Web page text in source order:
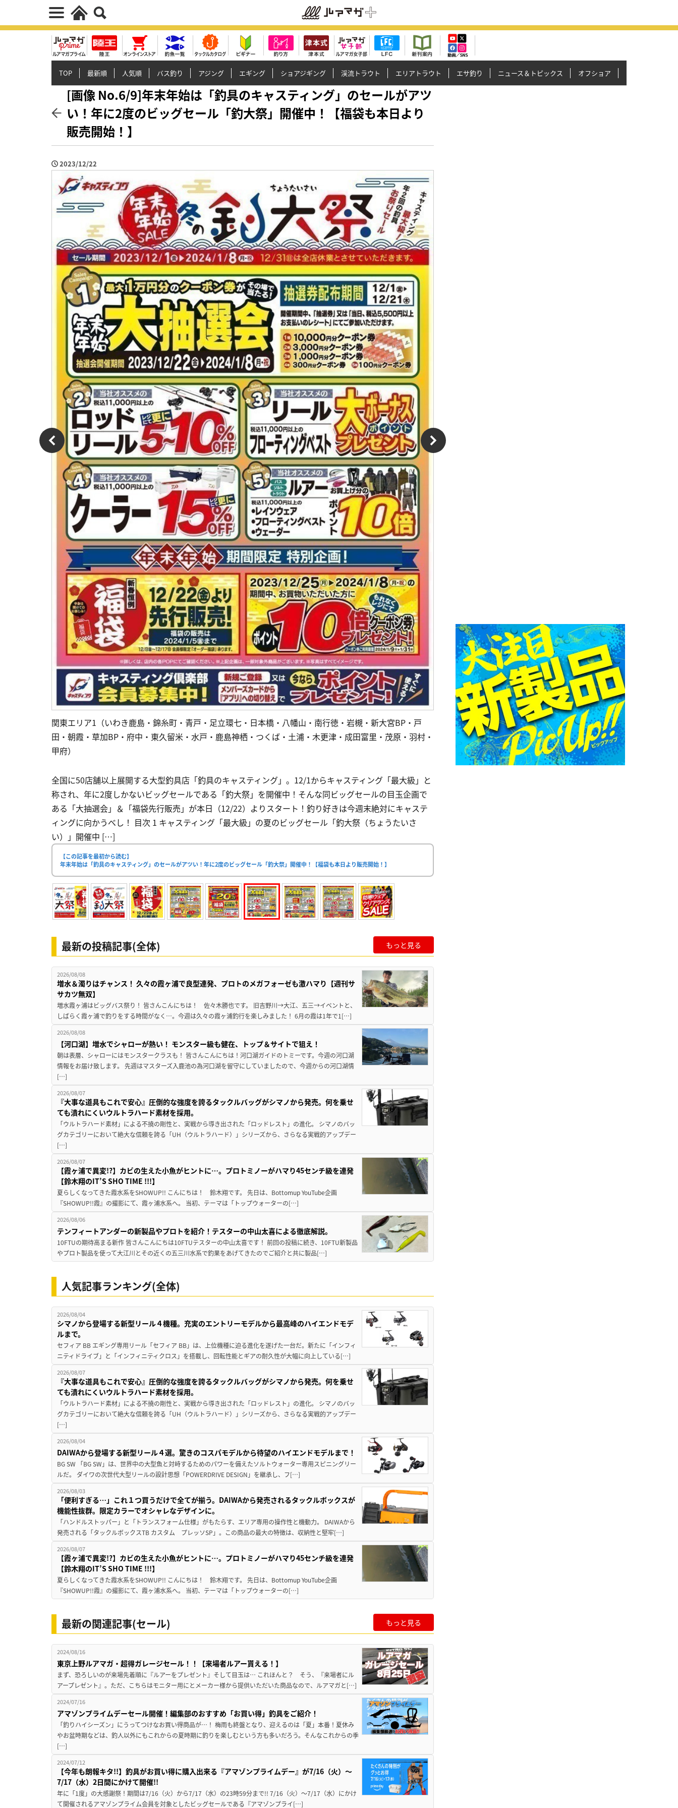
TOP 最新順 人気順 バス釣り アジング エギング ショアジギング 渓流トラウト エリアトラウト エサ釣り ニュース＆トピックス オフショア
[画像 No.6/9]年末年始は「釣具のキャスティング」のセールがアツ
い！年に2度のビッグセール「釣大祭」開催中！【福袋も本日より
販売開始！】
2023/12/22
関東エリア1（いわき鹿島・錦糸町・青戸・足立環七・日本橋・八幡山・南行徳・岩槻・新大宮BP・戸
田・朝霞・草加BP・府中・東久留米・水戸・鹿島神栖・つくば・土浦・木更津・成田富里・茂原・羽村・
甲府）
全国に50店舗以上展開する大型釣具店「釣具のキャスティング」。12/1からキャスティング「最大級」と
称され、年に2度しかないビッグセールである「釣大祭」を開催中！そんな同ビッグセールの目玉企画で
ある「大抽選会」＆「福袋先行販売」が本日（12/22）よりスタート！釣り好きは今週末絶対にキャステ
ィングに向かうべし！ 目次 1 キャスティング「最大級」の夏のビッグセール「釣大祭（ちょうたいさ
い）」開催中 […]
【この記事を最初から読む】
年末年始は「釣具のキャスティング」のセールがアツい！年に2度のビッグセール「釣大祭」開催中！【福袋も本日より販売開始！】
最新の投稿記事(全体) もっと見る
2026/08/08
増水＆濁りはチャンス！ 久々の霞ヶ浦で良型連発、プロトのメガフォーゼも激ハマり【週刊サ
サカツ無双】
増水霞ヶ浦はビッグバス祭り！ 皆さんこんにちは！ 佐々木勝也です。 旧吉野川→大江、五三→イベントと、
しばらく霞ヶ浦で釣りをする時間がなく…。今週は久々の霞ヶ浦釣行を楽しみました！ 6月の霞は1年で1[…]
2026/08/08
【河口湖】増水でシャローが熱い！ モンスター級も健在、トップ＆サイトで狙え！
朝は表層、シャローにはモンスタークラスも！ 皆さんこんにちは！河口湖ガイドのトミーです。今週の河口湖
情報をお届け致します。 先週はマスターズ入鹿池の為河口湖を留守にしていましたので、今週からの河口湖情
[…]
2026/08/07
『大事な道具もこれで安心』圧倒的な強度を誇るタックルバッグがシマノから発売。何を乗せ
ても潰れにくいウルトラハード素材を採用。
「ウルトラハード素材」による不撓の剛性と、実戦から導き出された「ロッドレスト」の進化。 シマノのバッ
グカテゴリーにおいて絶大な信頼を誇る「UH（ウルトラハード）」シリーズから、さらなる実戦的アップデー
[…]
2026/08/07
【霞ヶ浦で異変!?】カビの生えた小魚がヒントに…。プロトミノーがハマり45センチ級を連発
【鈴木翔のIT’S SHO TIME !!!】
夏らしくなってきた霞水系をSHOWUP!! こんにちは！ 鈴木翔です。 先日は、Bottomup YouTube企画
『SHOWUP!!霞』の撮影にて、霞ヶ浦水系へ。 当初、テーマは「トップウォーターの[…]
2026/08/06
テンフィートアンダーの新製品やプロトを紹介！テスターの中山太喜による徹底解説。
10FTUの期待高まる新作 皆さんこんにちは10FTUテスターの中山太喜です！ 前回の投稿に続き、10FTU新製品
やプロト製品を使って大江川とその近くの五三川水系で釣果をあげてきたのでご紹介と共に製品[…]
人気記事ランキング(全体)
2026/08/04
シマノから登場する新型リール４機種。充実のエントリーモデルから最高峰のハイエンドモデ
ルまで。
セフィア BB エギング専用リール「セフィア BB」は、上位機種に迫る進化を遂げた一台だ。新たに「インフィ
ニティドライブ」と「インフィニティクロス」を搭載し、回転性能とギアの耐久性が大幅に向上している[…]
2026/08/07
『大事な道具もこれで安心』圧倒的な強度を誇るタックルバッグがシマノから発売。何を乗せ
ても潰れにくいウルトラハード素材を採用。
「ウルトラハード素材」による不撓の剛性と、実戦から導き出された「ロッドレスト」の進化。 シマノのバッ
グカテゴリーにおいて絶大な信頼を誇る「UH（ウルトラハード）」シリーズから、さらなる実戦的アップデー
[…]
2026/08/04
DAIWAから登場する新型リール４選。驚きのコスパモデルから待望のハイエンドモデルまで！
BG SW 「BG SW」は、世界中の大型魚と対峙するためのパワーを備えたソルトウォーター専用スピニングリー
ルだ。 ダイワの次世代大型リールの設計思想「POWERDRIVE DESIGN」を継承し、フ[…]
2026/08/03
「便利すぎる…」これ１つ買うだけで全てが揃う。DAIWAから発売されるタックルボックスが
機能性抜群。限定カラーでオシャレなデザインに。
「ハンドルストッパー」と「トランスフォーム仕様」がもたらす、エリア専用の操作性と機動力。 DAIWAから
発売される「タックルボックスTB カスタム プレッソSP」。この商品の最大の特徴は、収納性と堅牢[…]
2026/08/07
【霞ヶ浦で異変!?】カビの生えた小魚がヒントに…。プロトミノーがハマり45センチ級を連発
【鈴木翔のIT’S SHO TIME !!!】
夏らしくなってきた霞水系をSHOWUP!! こんにちは！ 鈴木翔です。 先日は、Bottomup YouTube企画
『SHOWUP!!霞』の撮影にて、霞ヶ浦水系へ。 当初、テーマは「トップウォーターの[…]
最新の関連記事(セール) もっと見る
2024/08/16
東京上野ルアマガ・超得ガレージセール！！【来場者ルアー貰える！】
まず、恐ろしいのが来場先着順に『ルアーをプレゼント』そして目玉は… これほんと？ そう、『来場者にル
アープレゼント』。ただ、こちらはモニター用にとメーカー様から提供いただいた商品なので、ルアマガと[…]
2024/07/16
アマゾンプライムデーセール開催！編集部のおすすめ「お買い得」釣具をご紹介！
「釣りハイシーズン」にうってつけなお買い得商品が…！ 梅雨も終盤となり、迎えるのは「夏」本番！夏休み
やお盆時期などは、釣人以外にもこれからの夏時期に釣りを楽しむという方も多いだろう。そんなこれからの季
[…]
2024/07/12
【今年も朗報キタ!!】釣具がお買い得に購入出来る『アマゾンプライムデー』が7/16（火）～
7/17（水）2日間にかけて開催!!
年に「1度」の大感謝祭！期間は7/16（火）から7/17（水）の23時59分まで!! 7/16（火）～7/17（水）にかけ
て開催されるアマゾンプライム会員を対象としたビッグセールである『アマゾンプライ[…]